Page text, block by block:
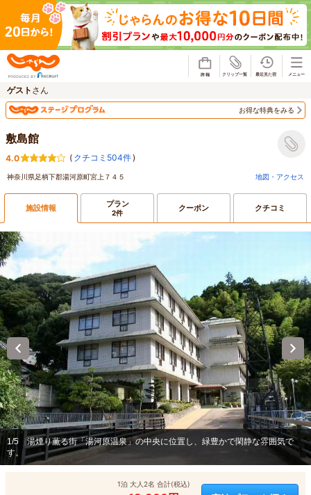
ゲスト さん
お得な特典をみる
敷島館
4.0 ( クチコミ504件)
神奈川県足柄下郡湯河原町宮上７４５ 地図・アクセス
施設情報 プラン
2件 クーポン クチコミ
1/5
湯煙り薫る街「湯河原温泉」の中央に位置し、緑豊かで閑静な雰囲気で
す。
1泊 大人2名 合計(税込)